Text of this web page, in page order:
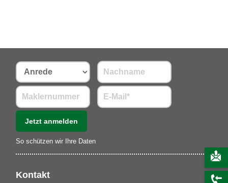
Jetzt anmelden
So schützen wir Ihre Daten
Kontakt